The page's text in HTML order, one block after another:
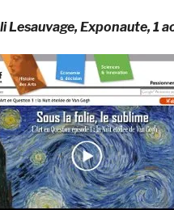
Lesauvage, Exponaute, 1